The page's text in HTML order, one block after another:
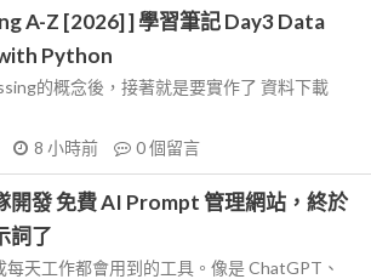
A-Z [2026] ] 學習筆記 Day3 Data
Python
的概念後，接著就是要實作了 資料下載
8 小時前 0個留言
開發 免費 AI Prompt 管理網站，終於
詞了
天工作都會用到的工具。像是 ChatGPT、